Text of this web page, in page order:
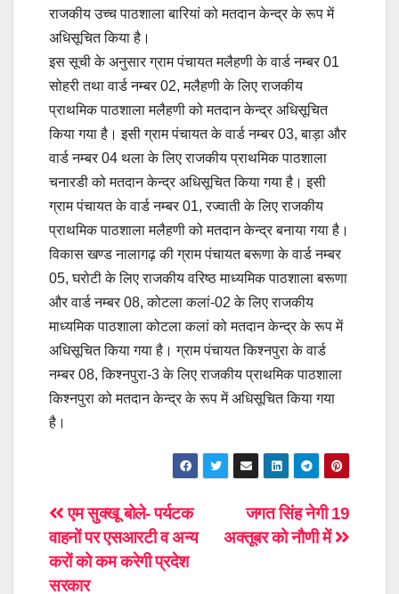
राजकीय उच्च पाठशाला बारियां को मतदान केन्द्र के रूप में
अधिसूचित किया है।
इस सूची के अनुसार ग्राम पंचायत मलैहणी के वार्ड नम्बर 01
सोहरी तथा वार्ड नम्बर 02, मलैहणी के लिए राजकीय
प्राथमिक पाठशाला मलैहणी को मतदान केन्द्र अधिसूचित
किया गया है। इसी ग्राम पंचायत के वार्ड नम्बर 03, बाड़ा और
वार्ड नम्बर 04 थला के लिए राजकीय प्राथमिक पाठशाला
चनारडी को मतदान केन्द्र अधिसूचित किया गया है। इसी
ग्राम पंचायत के वार्ड नम्बर 01, रज्वाती के लिए राजकीय
प्राथमिक पाठशाला मलैहणी को मतदान केन्द्र बनाया गया है।
विकास खण्ड नालागढ़ की ग्राम पंचायत बरूणा के वार्ड नम्बर
05, घरोटी के लिए राजकीय वरिष्ठ माध्यमिक पाठशाला बरूणा
और वार्ड नम्बर 08, कोटला कलां-02 के लिए राजकीय
माध्यमिक पाठशाला कोटला कलां को मतदान केन्द्र के रूप में
अधिसूचित किया गया है। ग्राम पंचायत किश्नपुरा के वार्ड
नम्बर 08, किश्नपुरा-3 के लिए राजकीय प्राथमिक पाठशाला
किश्नपुरा को मतदान केन्द्र के रूप में अधिसूचित किया गया
है।
Post
navigation
जगत सिंह नेगी 19
अक्तूबर को नौणी में
एम सुक्खू बोले- पर्यटक
वाहनों पर एसआरटी व अन्य
करों को कम करेगी प्रदेश
सरकार